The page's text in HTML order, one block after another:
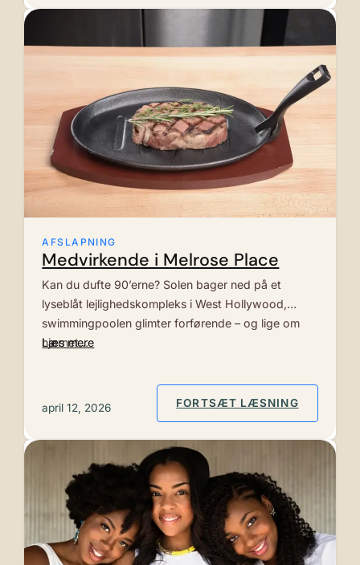
AFSLAPNING
Medvirkende i Melrose Place
Kan du dufte 90’erne? Solen bager ned på et
lyseblåt lejlighedskompleks i West Hollywood,
swimmingpoolen glimter forførende – og lige om
hjørnet…
Læs mere
april 12, 2026 FORTSÆT LÆSNING: